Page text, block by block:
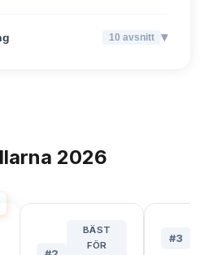
10 avsnitt ▾
2026
BÄST
FÖR
#3